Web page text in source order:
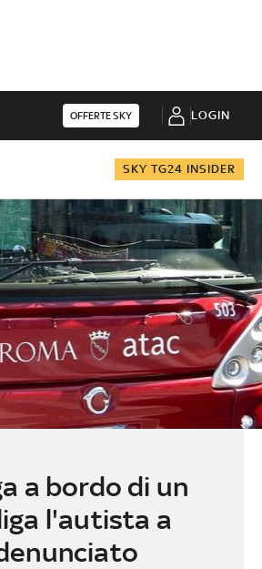
OFFERTE SKY LOGIN
SKY TG24 INSIDER
a bordo di un
l'autista a